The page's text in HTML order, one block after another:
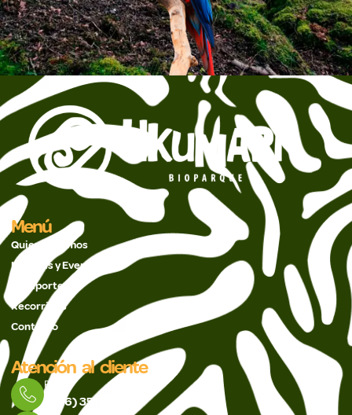
Menú
Quienes Somos
Noticias y Eventos
Pasaportes
Recorridos
Contacto
Atención al cliente
PBX
(606) 351 5488